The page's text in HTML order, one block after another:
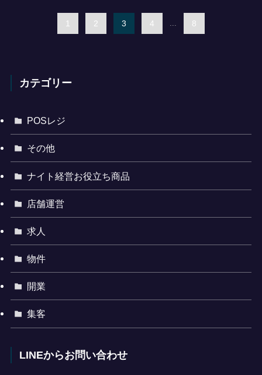
1 2 3 4 8
カテゴリー
POSレジ
その他
ナイト経営お役立ち商品
店舗運営
求人
物件
開業
集客
LINEからお問い合わせ